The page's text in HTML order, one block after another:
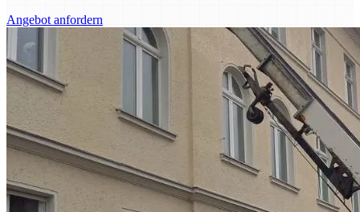
Angebot anfordern